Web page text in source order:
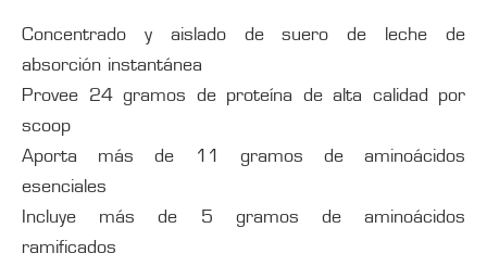
Concentrado y aislado de suero de leche de
absorción instantánea
Provee 24 gramos de proteína de alta calidad por
scoop
Aporta más de 11 gramos de aminoácidos
esenciales
Incluye más de 5 gramos de aminoácidos
ramificados